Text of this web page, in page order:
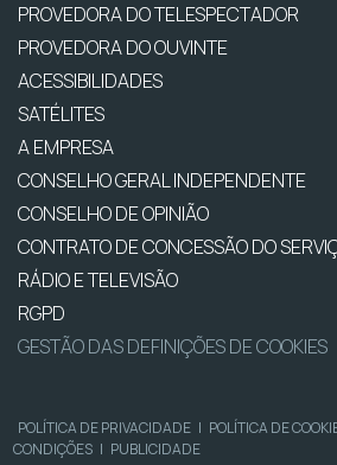
PROVEDORA DO TELESPECTADOR
PROVEDORA DO OUVINTE
ACESSIBILIDADES
SATÉLITES
A EMPRESA
CONSELHO GERAL INDEPENDENTE
CONSELHO DE OPINIÃO
CONTRATO DE CONCESSÃO DO
RÁDIO E TELEVISÃO
RGPD
GESTÃO DAS DEFINIÇÕES DE COOKIES
POLÍTICA DE PRIVACIDADE | POLÍTICA DE
CONDIÇÕES | PUBLICIDADE